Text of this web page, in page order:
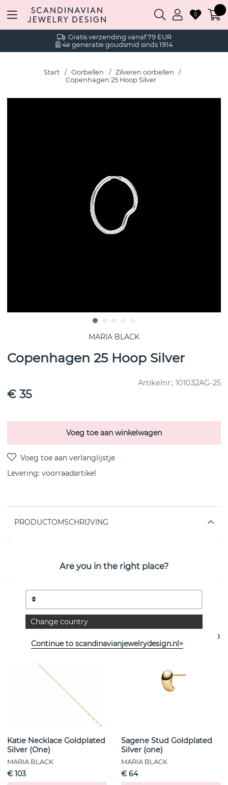
Gratis verzending vanaf 79 EUR
4e generatie goudsmid sinds 1914
0
Start Oorbellen
Zilveren oorbellen
Copenhagen 25 Hoop Silver
MARIA BLACK
Copenhagen 25 Hoop Silver
Artikelnr.: 101032AG-25
€ 35
Voeg toe aan winkelwagen
Levering: voorraadartikel
PRODUCTOMSCHRIJVING
Bekijk meer artikelen
Katie Necklace Goldplated
Silver (One)
MARIA BLACK
€ 103
Sagene Stud Goldplated
Silver (one)
MARIA BLACK
€ 64
Are you in the right place?
Change country
Continue to scandinavianjewelrydesign.nl>